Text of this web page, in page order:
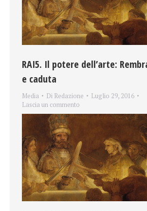
RAI5. Il potere dell’arte:
e caduta
Media Di Redazione
Luglio 29, 2016
Lascia un commento